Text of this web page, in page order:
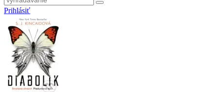
Prihlásiť